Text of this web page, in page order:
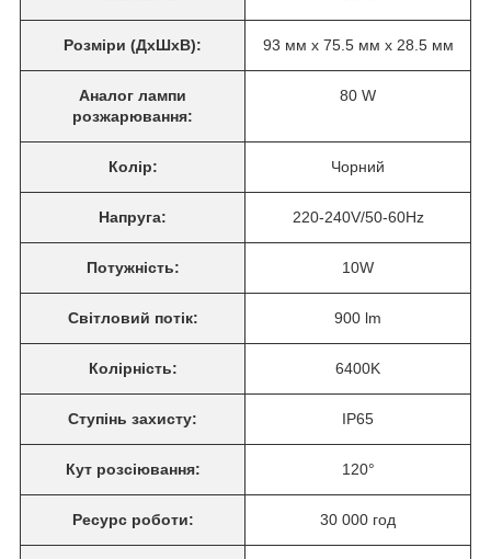
Розміри (ДхШхВ): 93 мм x 75.5 мм x 28.5 мм
Аналог лампи
розжарювання:
80 W
Колір: Чорний
Напруга: 220-240V/50-60Hz
Потужність: 10W
Світловий потік: 900 lm
Колірність: 6400K
Ступінь захисту: IP65
Кут розсіювання: 120°
Ресурс роботи: 30 000 год